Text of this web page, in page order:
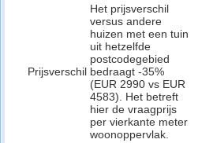
Prijsverschil
Het prijsverschil
versus andere
huizen met een tuin
uit hetzelfde
postcodegebied
bedraagt -35%
(EUR 2990 vs EUR
4583). Het betreft
hier de vraagprijs
per vierkante meter
woonoppervlak.